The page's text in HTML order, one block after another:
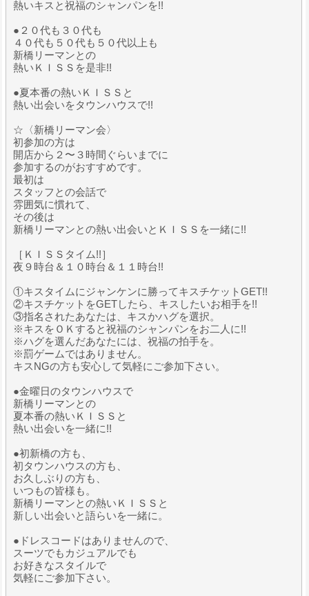
熱いキスと祝福のシャンパンを!!
●２０代も３０代も
４０代も５０代も５０代以上も
新橋リーマンとの
熱いＫＩＳＳを是非!!
●夏本番の熱いＫＩＳＳと
熱い出会いをタウンハウスで!!
☆〈新橋リーマン会〉
初参加の方は
開店から２〜３時間ぐらいまでに
参加するのがおすすめです。
最初は
スタッフとの会話で
雰囲気に慣れて、
その後は
新橋リーマンとの熱い出会いとＫＩＳＳを一緒に!!
［ＫＩＳＳタイム!!］
夜９時台＆１０時台＆１１時台!!
①キスタイムにジャンケンに勝ってキスチケットGET!!
②キスチケットをGETしたら、キスしたいお相手を!!
③指名されたあなたは、キスかハグを選択。
※キスをＯＫすると祝福のシャンパンをお二人に!!
※ハグを選んだあなたには、祝福の拍手を。
※罰ゲームではありません。
キスNGの方も安心して気軽にご参加下さい。
●金曜日のタウンハウスで
新橋リーマンとの
夏本番の熱いＫＩＳＳと
熱い出会いを一緒に!!
●初新橋の方も、
初タウンハウスの方も、
お久しぶりの方も、
いつもの皆様も。
新橋リーマンとの熱いＫＩＳＳと
新しい出会いと語らいを一緒に。
●ドレスコードはありませんので、
スーツでもカジュアルでも
お好きなスタイルで
気軽にご参加下さい。